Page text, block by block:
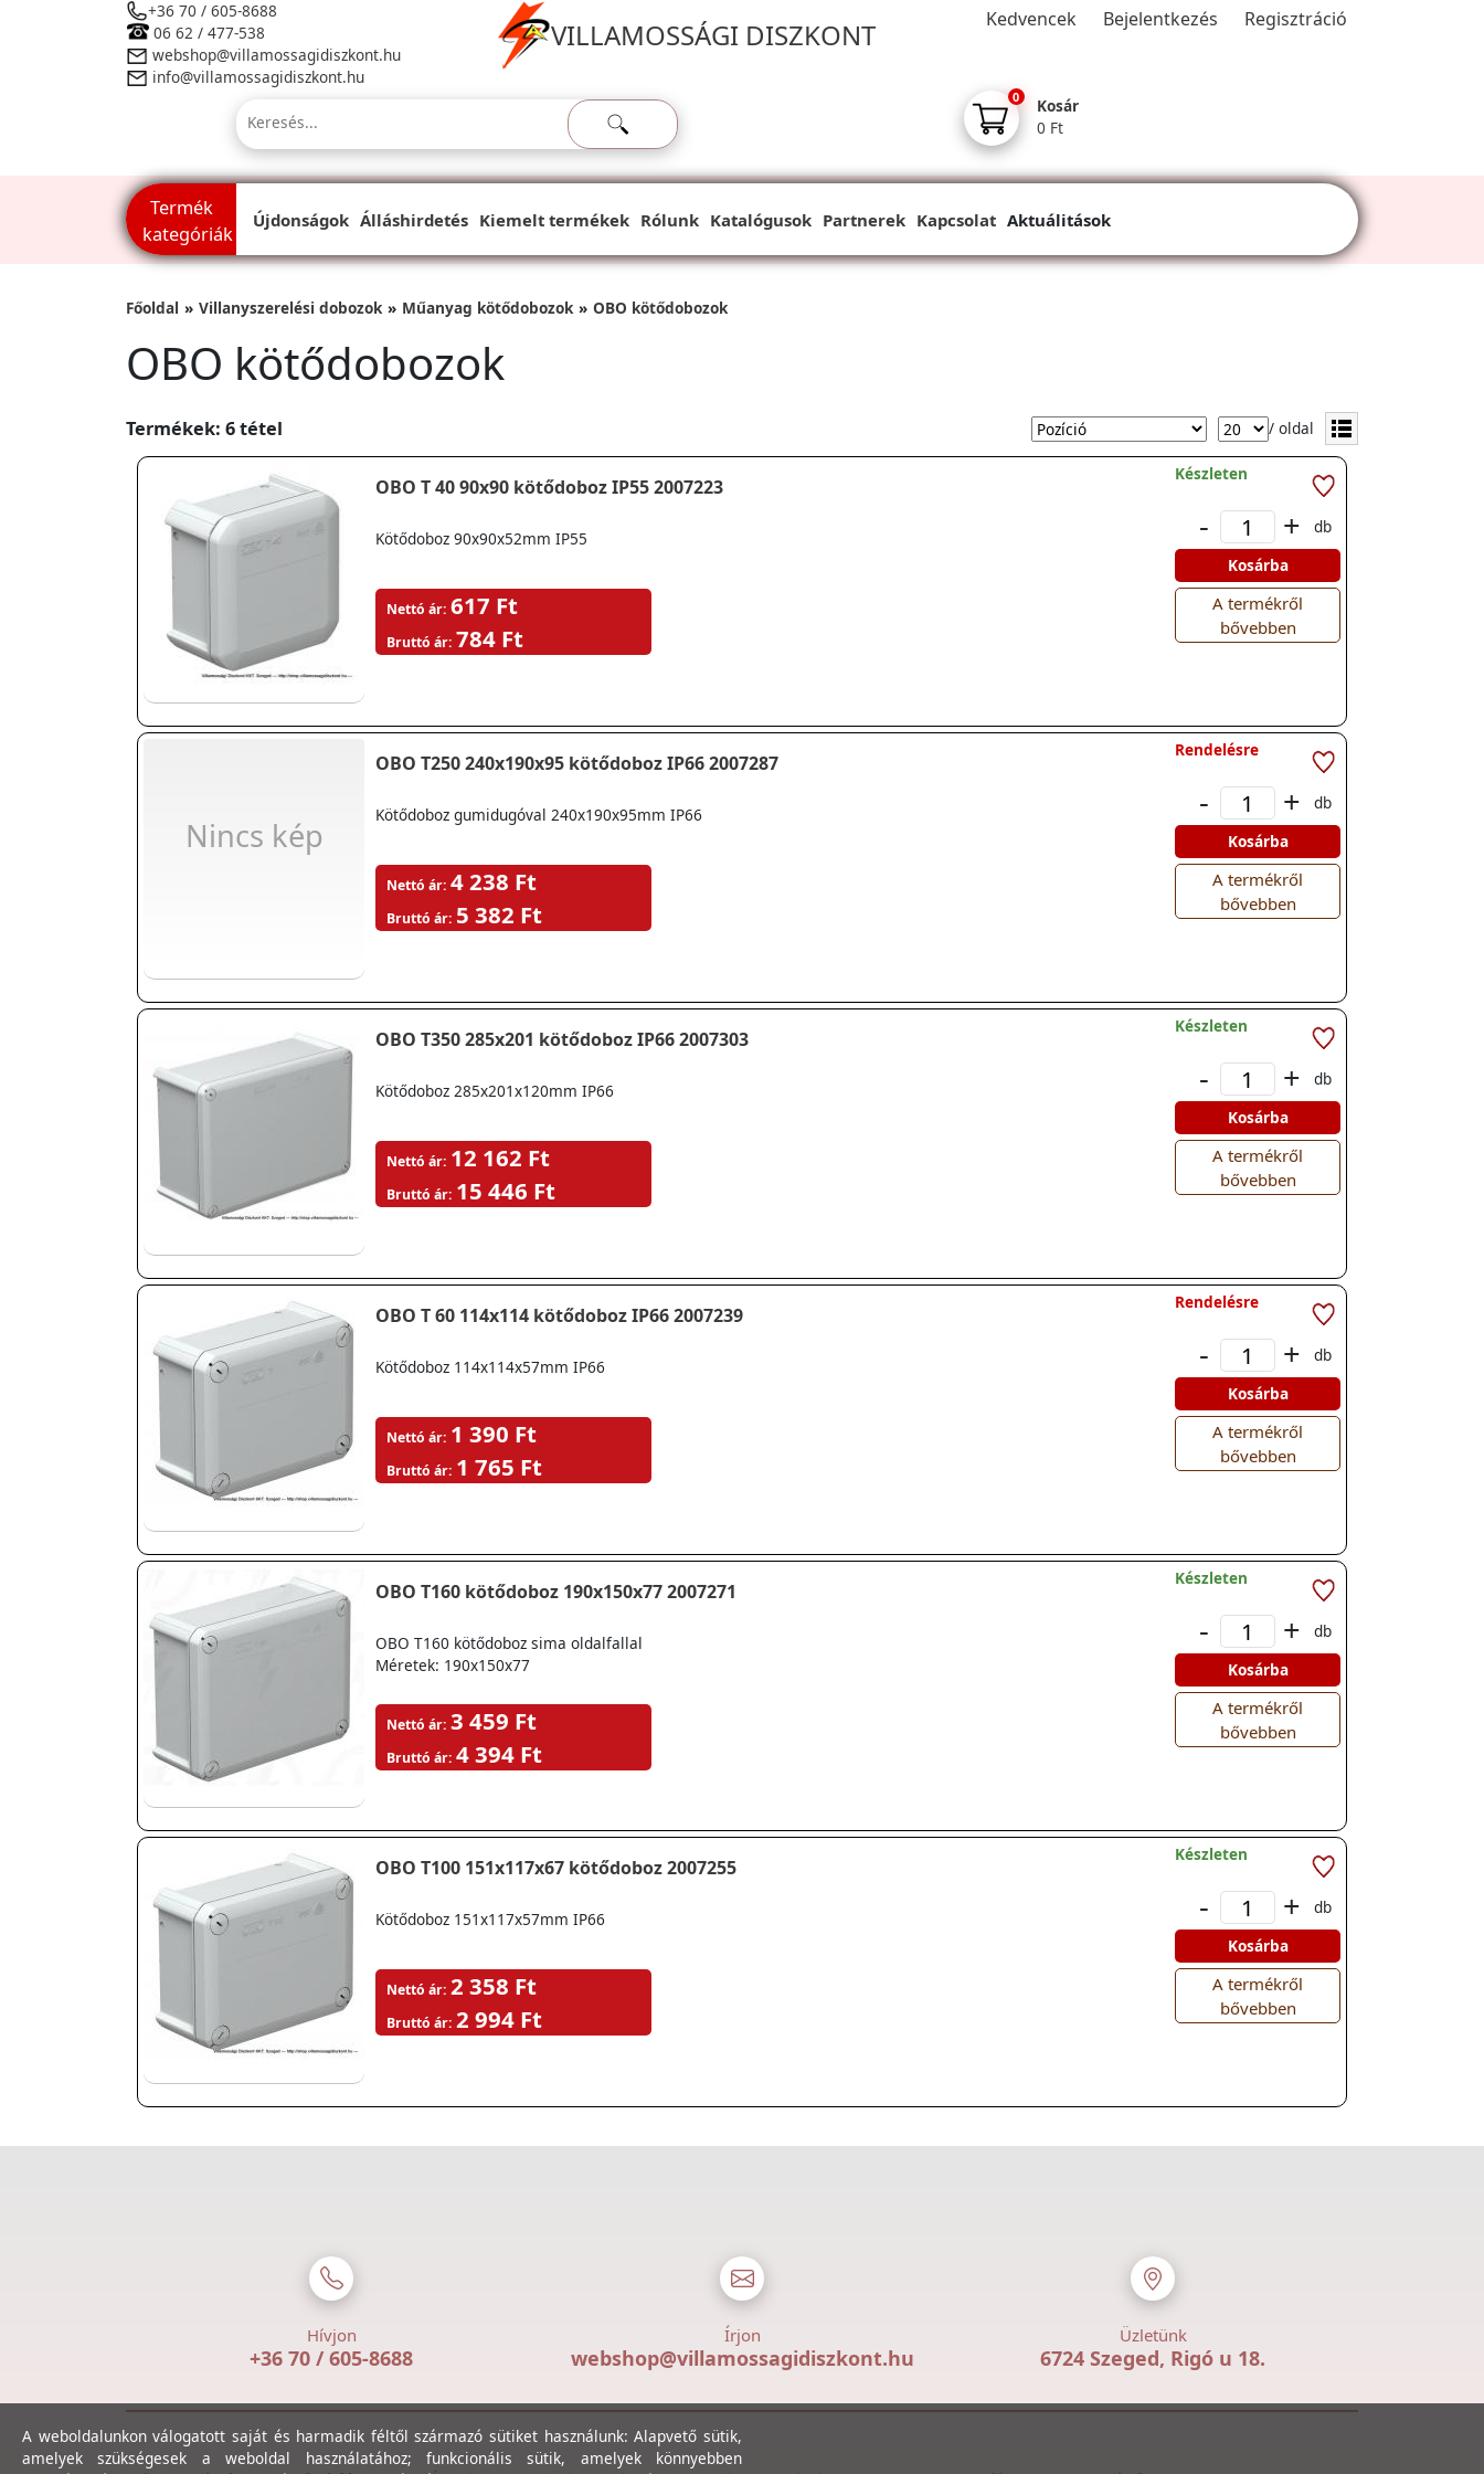
+36 70 / 605-8688
06 62 / 477-538
webshop@villamossagidiszkont.hu
info@villamossagidiszkont.hu
VILLAMOSSÁGI DISZKONT Kedvencek Bejelentkezés Regisztráció
0
Kosár
0 Ft
Termék
kategóriák
Újdonságok Álláshirdetés Kiemelt termékek Rólunk Katalógusok Partnerek Kapcsolat Aktuálitások
Főoldal Villanyszerelési dobozok Műanyag kötődobozok OBO kötődobozok
OBO kötődobozok
Termékek: 6 tétel / oldal
OBO T 40 90x90 kötődoboz IP55 2007223
Kötődoboz 90x90x52mm IP55
Nettó ár: 617 Ft
Bruttó ár: 784 Ft
Készleten
- +
db
Kosárba
A termékről
bővebben
Nincs kép
OBO T250 240x190x95 kötődoboz IP66 2007287
Kötődoboz gumidugóval 240x190x95mm IP66
Nettó ár: 4 238 Ft
Bruttó ár: 5 382 Ft
Rendelésre
- +
db
Kosárba
A termékről
bővebben
OBO T350 285x201 kötődoboz IP66 2007303
Kötődoboz 285x201x120mm IP66
Nettó ár: 12 162 Ft
Bruttó ár: 15 446 Ft
Készleten
- +
db
Kosárba
A termékről
bővebben
OBO T 60 114x114 kötődoboz IP66 2007239
Kötődoboz 114x114x57mm IP66
Nettó ár: 1 390 Ft
Bruttó ár: 1 765 Ft
Rendelésre
- +
db
Kosárba
A termékről
bővebben
OBO T160 kötődoboz 190x150x77 2007271
OBO T160 kötődoboz sima oldalfallal
Méretek: 190x150x77
Nettó ár: 3 459 Ft
Bruttó ár: 4 394 Ft
Készleten
- +
db
Kosárba
A termékről
bővebben
OBO T100 151x117x67 kötődoboz 2007255
Kötődoboz 151x117x57mm IP66
Nettó ár: 2 358 Ft
Bruttó ár: 2 994 Ft
Készleten
- +
db
Kosárba
A termékről
bővebben
Hívjon
+36 70 / 605-8688
Írjon
webshop@villamossagidiszkont.hu
Üzletünk
6724 Szeged, Rigó u 18.
A weboldalunkon válogatott saját és harmadik féltől származó sütiket használunk: Alapvető sütik,
amelyek szükségesek a weboldal használatához; funkcionális sütik, amelyek könnyebben